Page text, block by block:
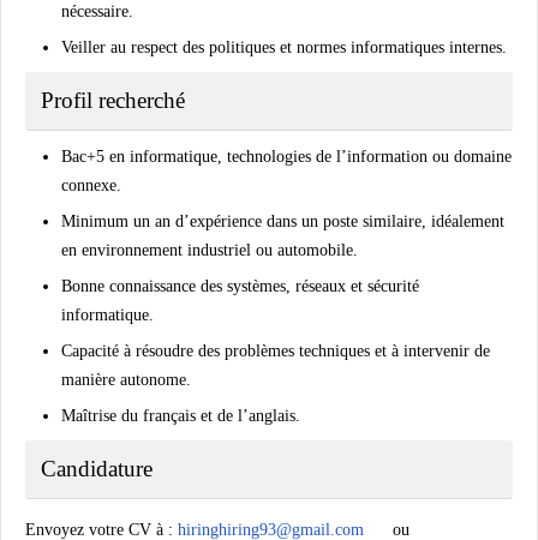
nécessaire.
Veiller au respect des politiques et normes informatiques internes.
Profil recherché
Bac+5 en informatique, technologies de l’information ou domaine
connexe.
Minimum un an d’expérience dans un poste similaire, idéalement
en environnement industriel ou automobile.
Bonne connaissance des systèmes, réseaux et sécurité
informatique.
Capacité à résoudre des problèmes techniques et à intervenir de
manière autonome.
Maîtrise du français et de l’anglais.
Candidature
Envoyez votre CV à : hiringhiring93@gmail.com
ou